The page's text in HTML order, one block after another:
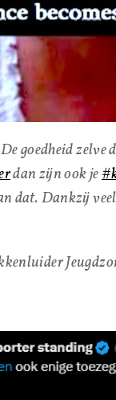
goedheid
dan zijn ook je
dat. Dankzij